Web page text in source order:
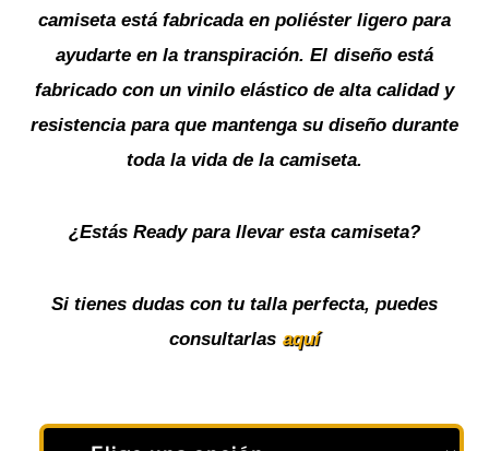
camiseta está fabricada en poliéster ligero para
ayudarte en la transpiración. El diseño está
fabricado con un vinilo elástico de alta calidad y
resistencia para que mantenga su diseño durante
toda la vida de la camiseta.
¿Estás Ready para llevar esta camiseta?
Si tienes dudas con tu talla perfecta, puedes
consultarlas aquí